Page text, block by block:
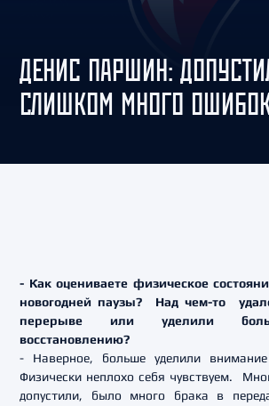
ДЕНИС ПАРШИН:
СЛИШКОМ МНОГО
- Как оцениваете физическое
новогодней паузы? Над чем-то
перерыве или уделили
восстановлению?
- Наверное, больше уделили внимание
Физически неплохо себя чувствуем.
допустили, было много брака в